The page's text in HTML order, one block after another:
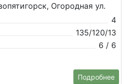
Огородная ул.
4
135/120/13
6 / 6
Подробнее